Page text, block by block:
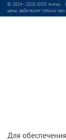
© 2024 - 2026 ООО Антон.
цены действуют только при
Для